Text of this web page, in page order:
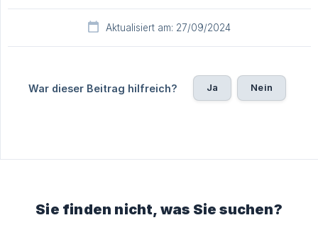
Aktualisiert am: 27/09/2024
War dieser Beitrag hilfreich? Ja Nein
Sie finden nicht, was Sie suchen?